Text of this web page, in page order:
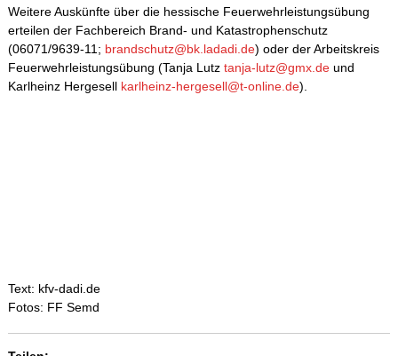
Weitere Auskünfte über die hessische Feuerwehrleistungsübung
erteilen der Fachbereich Brand- und Katastrophenschutz
(06071/9639-11; brandschutz@bk.ladadi.de) oder der Arbeitskreis
Feuerwehrleistungsübung (Tanja Lutz tanja-lutz@gmx.deund
Karlheinz Hergesell karlheinz-hergesell@t-online.de).
Text: kfv-dadi.de
Fotos: FF Semd